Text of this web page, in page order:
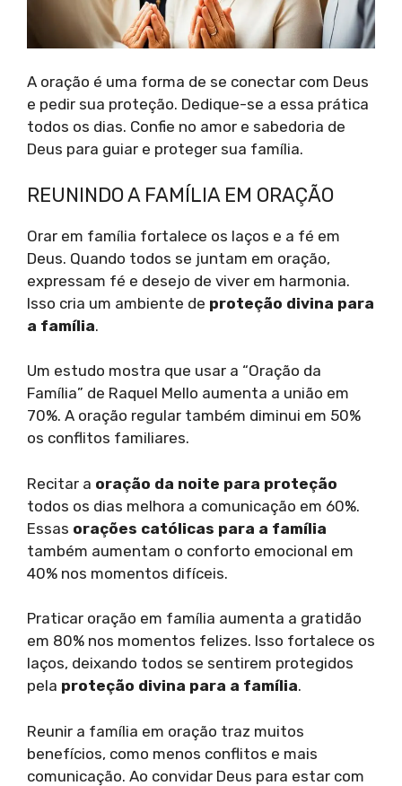
A oração é uma forma de se conectar com Deus
e pedir sua proteção. Dedique-se a essa prática
todos os dias. Confie no amor e sabedoria de
Deus para guiar e proteger sua família.
REUNINDO A FAMÍLIA EM ORAÇÃO
Orar em família fortalece os laços e a fé em
Deus. Quando todos se juntam em oração,
expressam fé e desejo de viver em harmonia.
Isso cria um ambiente de proteção divina para
a família.
Um estudo mostra que usar a “Oração da
Família” de Raquel Mello aumenta a união em
70%. A oração regular também diminui em 50%
os conflitos familiares.
Recitar a oração da noite para proteção
todos os dias melhora a comunicação em 60%.
Essas orações católicas para a família
também aumentam o conforto emocional em
40% nos momentos difíceis.
Praticar oração em família aumenta a gratidão
em 80% nos momentos felizes. Isso fortalece os
laços, deixando todos se sentirem protegidos
pela proteção divina para a família.
Reunir a família em oração traz muitos
benefícios, como menos conflitos e mais
comunicação. Ao convidar Deus para estar com